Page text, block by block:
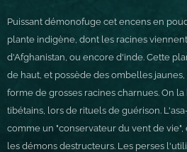
Puissant démonofuge cet encens en
plante indigène, dont les racines
d'Afghanistan, ou encore d'inde. Cette
de haut, et possède des ombelles
forme de grosses racines charnues. On
tibétains, lors de rituels de guérison.
comme un "conservateur du vent de
les démons destructeurs. Les perses